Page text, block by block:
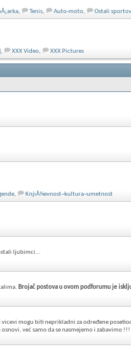
, Tenis, Auto-moto, Ostali
, XXX Video, XXX Pictures
, KnjiÅ¾evnost~kultura~umetnost
ljubimci...
Brojač postova u ovom podforumu je
vicevi mogu biti neprikladni za određene
već samo da se nasmejemo i zabavimo !!!